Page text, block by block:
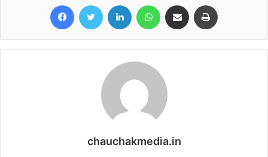
FacebookTwitter LinkedIn WhatsAppShare via Email
chauchakmedia.in